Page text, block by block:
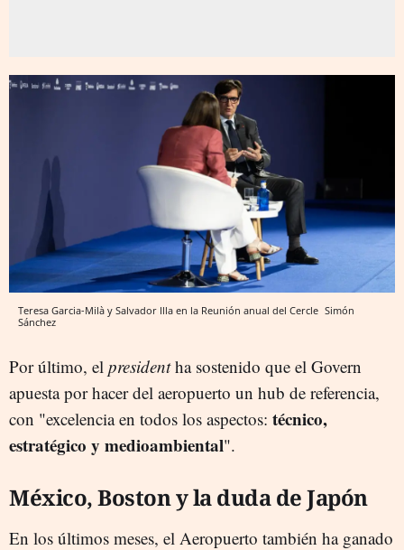
Teresa Garcia-Milà y Salvador Illa en la Reunión anual del Cercle Simón
Sánchez
Por último, el presidentha sostenido que el Govern
apuesta por hacer del aeropuerto un hub de referencia,
con "excelencia en todos los aspectos: técnico,
estratégico y medioambiental".
México, Boston y la duda de Japón
En los últimos meses, el Aeropuerto también ha ganado